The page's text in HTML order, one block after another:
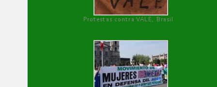
Protestas contra VALE, Brasil